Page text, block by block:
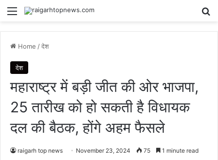
Menu
Home /देश
देश
महाराष्ट्र में बड़ी जीत की ओर भाजपा,
25 तारीख को हो सकती है विधायक
दल की बैठक, होंगे अहम फैसले
raigarh top news November 23, 2024 75 1 minute read